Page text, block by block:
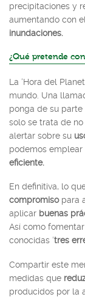
precipitaciones y
aumentando con
inundaciones.
¿Qué pretende
La ‘Hora del
mundo. Una
ponga de su
solo se trata de
alertar sobre su
podemos
eficiente.
En definitiva, lo
compromisopara
aplicar buenas
Así como
conocidas ‘tres
Compartir este
medidas que
producidos por la